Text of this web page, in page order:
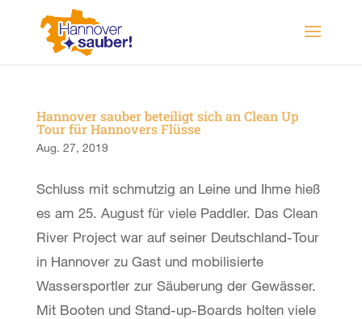
Hannover sauber beteiligt sich an Clean Up
Tour für Hannovers Flüsse
Aug. 27, 2019
Schluss mit schmutzig an Leine und Ihme hieß
es am 25. August für viele Paddler. Das Clean
River Project war auf seiner Deutschland-Tour
in Hannover zu Gast und mobilisierte
Wassersportler zur Säuberung der Gewässer.
Mit Booten und Stand-up-Boards holten viele